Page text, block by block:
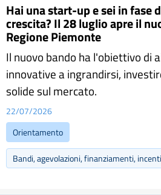
Hai una start-up e sei in fase
crescita? Il 28 luglio apre il
Regione Piemonte
Il nuovo bando ha l'obiettivo di
innovative a ingrandirsi,
solide sul mercato.
22/07/2026
Orientamento
Bandi, agevolazioni, finanziamenti,